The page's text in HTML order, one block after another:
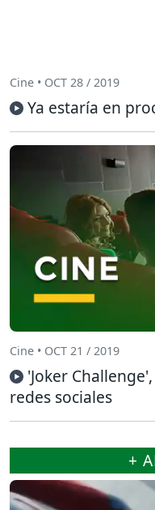
Cine • OCT 28 / 2019
Ya estaría en
Cine • OCT 21 / 2019
'Joker
redes sociales
+